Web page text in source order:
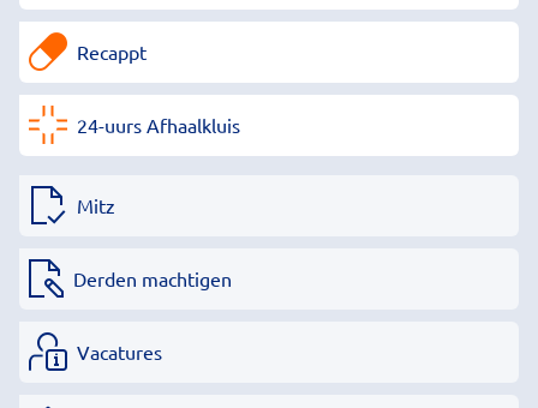
Recappt
24-uurs Afhaalkluis
Mitz
Derden machtigen
Vacatures